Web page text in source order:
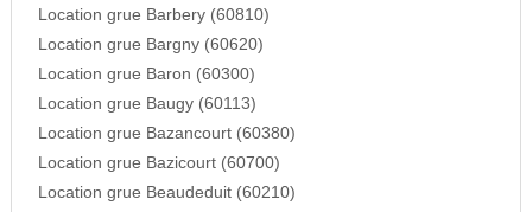
Location grue Barbery (60810)
Location grue Bargny (60620)
Location grue Baron (60300)
Location grue Baugy (60113)
Location grue Bazancourt (60380)
Location grue Bazicourt (60700)
Location grue Beaudeduit (60210)